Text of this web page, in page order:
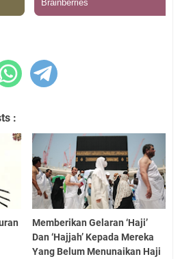
:
Memberikan Gelaran ‘Haji’
Dan ‘Hajjah’ Kepada Mereka
Yang Belum Menunaikan Haji